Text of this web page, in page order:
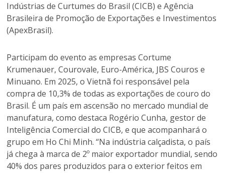
Indústrias de Curtumes do Brasil (CICB) e Agência
Brasileira de Promoção de Exportações e Investimentos
(ApexBrasil).
Participam do evento as empresas Cortume
Krumenauer, Courovale, Euro-América, JBS Couros e
Minuano. Em 2025, o Vietnã foi responsável pela
compra de 10,3% de todas as exportações de couro do
Brasil. É um país em ascensão no mercado mundial de
manufatura, como destaca Rogério Cunha, gestor de
Inteligência Comercial do CICB, e que acompanhará o
grupo em Ho Chi Minh. “Na indústria calçadista, o país
já chega à marca de 2º maior exportador mundial, sendo
40% dos pares produzidos para o exterior feitos em